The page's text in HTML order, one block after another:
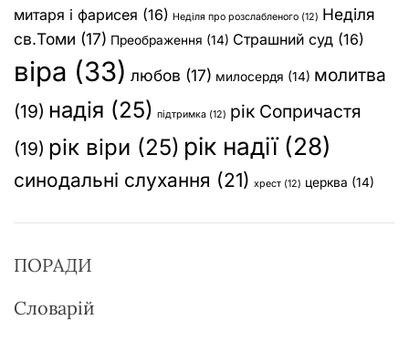
митаря і фарисея (16) Неділя про розслабленого (12) Неділя
св.Томи (17) Преображення (14) Страшний суд (16)
віра (33) любов (17) милосердя (14) молитва
(19) надія (25) підтримка (12) рік Сопричастя
(19) рік віри (25) рік надії(28)
синодальні слухання (21) хрест (12) церква (14)
ПОРАДИ
Словарій